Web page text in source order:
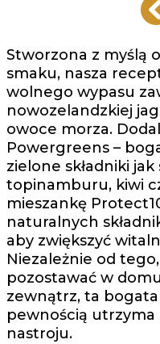
Stworzona z myślą
smaku, nasza
wolnego wypasu
nowozelandzkiej
owoce morza.
Powergreens –
zielone składniki
topinamburu, kiwi
mieszankę
naturalnych
aby zwiększyć
Niezależnie od
pozostawać w
zewnątrz, ta
pewnością
nastroju.